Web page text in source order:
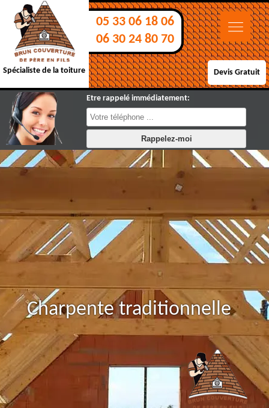
Spécialiste de la toiture
05 33 06 18 06
06 30 24 80 70
Devis Gratuit
Etre rappelé immédiatement:
Charpente traditionnelle